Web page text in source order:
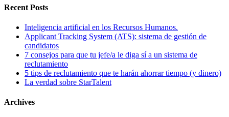
Recent Posts
Inteligencia artificial en los Recursos Humanos.
Applicant Tracking System (ATS): sistema de gestión de
candidatos
7 consejos para que tu jefe/a le diga sí a un sistema de
reclutamiento
5 tips de reclutamiento que te harán ahorrar tiempo (y dinero)
La verdad sobre StarTalent
Archives